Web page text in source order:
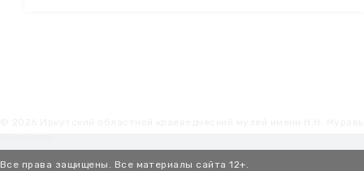
Все права защищены. Все материалы сайта 12+.